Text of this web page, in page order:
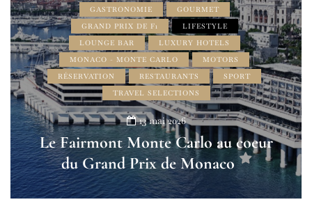
GASTRONOMIE
GOURMET
GRAND PRIX DE F1
LIFESTYLE
LOUNGE BAR
LUXURY HOTELS
MONACO - MONTE CARLO
MOTORS
RÉSERVATION
RESTAURANTS
SPORT
TRAVEL SELECTIONS
13 mai 2026
Le Fairmont Monte Carlo au coeur
du Grand Prix de Monaco